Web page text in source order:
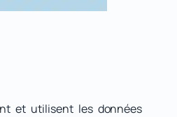
et utilisent les données